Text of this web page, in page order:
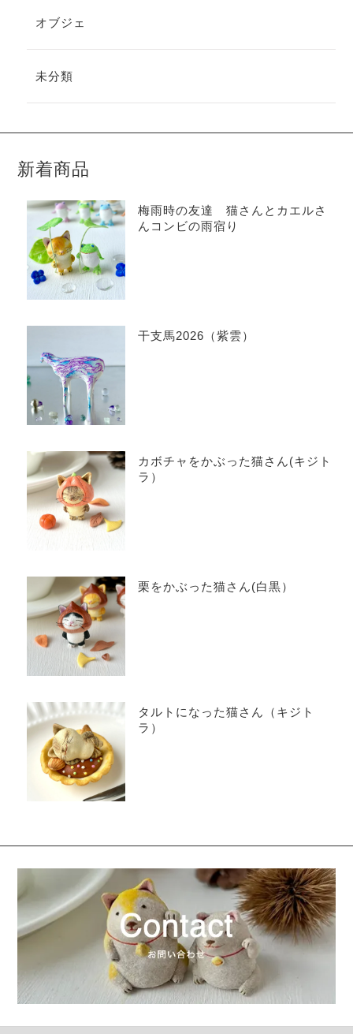
オブジェ
未分類
新着商品
梅雨時の友達 猫さんとカエルさ
んコンビの雨宿り
干支馬2026（紫雲）
カボチャをかぶった猫さん(キジト
ラ）
栗をかぶった猫さん(白黒）
タルトになった猫さん（キジト
ラ）